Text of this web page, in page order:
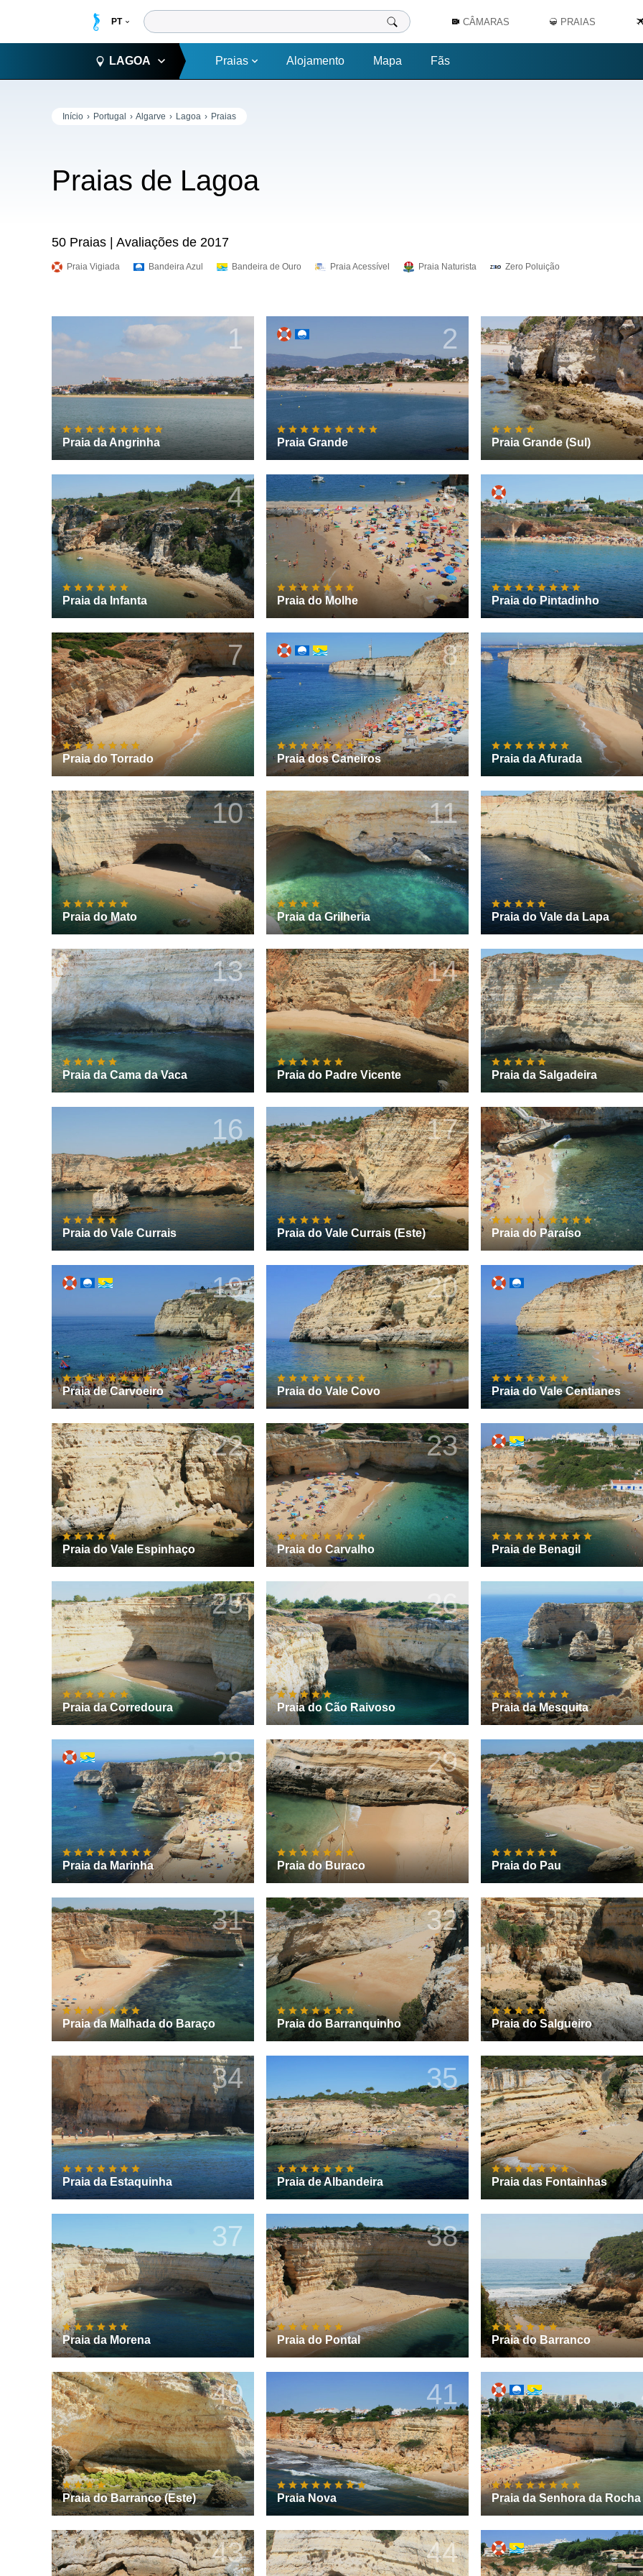
LAGOA Praias Alojamento Mapa Fãs
CÂMARAS PRAIAS
Início Portugal Algarve Lagoa Praias
Praias de Lagoa
50 Praias | Avaliações de 2017
Praia Vigiada Bandeira Azul Bandeira de Ouro Praia Acessível Praia Naturista Zero Poluição
1
Praia da Angrinha
2
Praia Grande Praia Grande (Sul)
4
Praia da Infanta
5
Praia do Molhe Praia do Pintadinho
7
Praia do Torrado
8
Praia dos Caneiros Praia da Afurada
10
Praia do Mato
11
Praia da Grilheria Praia do Vale da Lapa
13
Praia da Cama da Vaca
14
Praia do Padre Vicente Praia da Salgadeira
16
Praia do Vale Currais
17
Praia do Vale Currais (Este) Praia do Paraíso
19
Praia de Carvoeiro
20
Praia do Vale Covo Praia do Vale Centianes
22
Praia do Vale Espinhaço
23
Praia do Carvalho Praia de Benagil
25
Praia da Corredoura
26
Praia do Cão Raivoso Praia da Mesquita
28
Praia da Marinha
29
Praia do Buraco Praia do Pau
31
Praia da Malhada do Baraço
32
Praia do Barranquinho Praia do Salgueiro
34
Praia da Estaquinha
35
Praia de Albandeira Praia das Fontainhas
37
Praia da Morena
38
Praia do Pontal Praia do Barranco
40
Praia do Barranco (Este)
41
Praia Nova Praia da Senhora da Rocha
43 44